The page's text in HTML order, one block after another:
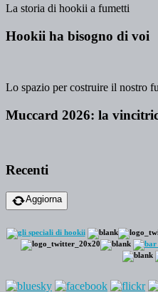
La storia di hookii a fumetti
Hookii ha bisogno di voi
Lo spazio per costruire il nostro
Muccard 2026: la
Recenti
Aggiorna